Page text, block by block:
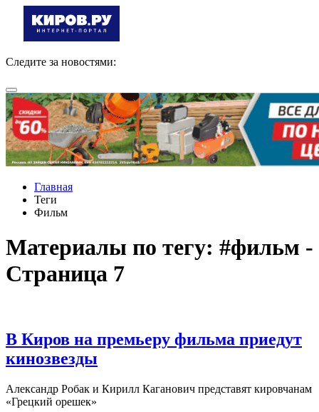
Следите за новостями:
Главная
Теги
Фильм
Материалы по тегу: #фильм -
Страница 7
В Киров на премьеру фильма приедут
кинозвезды
Александр Робак и Кирилл Каганович представят кировчанам
«Грецкий орешек»